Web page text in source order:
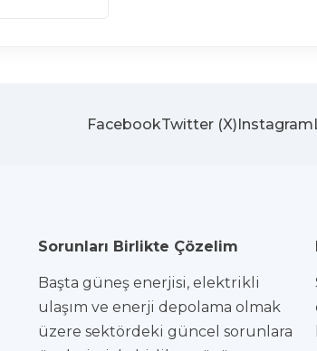
FacebookTwitter (X) Instagram
Sorunları Birlikte Çözelim
Başta güneş enerjisi, elektrikli
ulaşım ve enerji depolama olmak
üzere sektördeki güncel sorunlara